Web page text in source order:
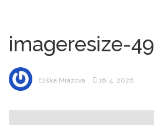
imageresize-49
Eliška Mrázová 16. 4. 2026